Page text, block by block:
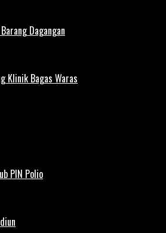
Dagangan
Klinik Bagas Waras
PIN Polio